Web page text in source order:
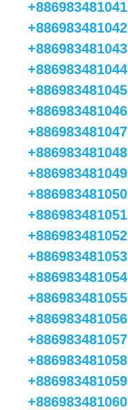
+886983481041
+886983481042
+886983481043
+886983481044
+886983481045
+886983481046
+886983481047
+886983481048
+886983481049
+886983481050
+886983481051
+886983481052
+886983481053
+886983481054
+886983481055
+886983481056
+886983481057
+886983481058
+886983481059
+886983481060